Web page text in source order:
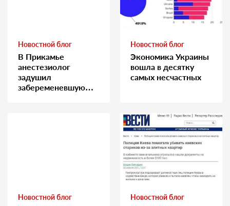
Новостной блог
В Прикамье
анестезиолог
задушил
забеременевшую
Новостной блог
Экономика Украины
вошла в десятку
самых несчастных
Новостной блог Новостной блог